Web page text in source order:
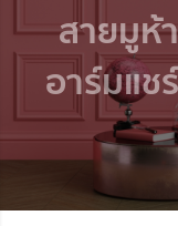
สายมูห้
อาร์มแ